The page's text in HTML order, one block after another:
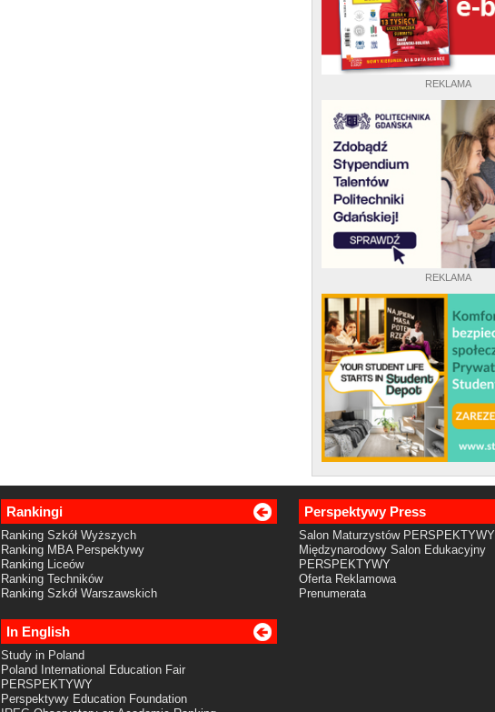
REKLAMA
REKLAMA
Rankingi
Ranking Szkół Wyższych
Ranking MBA Perspektywy
Ranking Liceów
Ranking Techników
Ranking Szkół Warszawskich
Perspektywy Press
Salon Maturzystów PERSPEKTYWY
Międzynarodowy Salon Edukacyjny
PERSPEKTYWY
Oferta Reklamowa
Prenumerata
In English
Study in Poland
Poland International Education Fair
PERSPEKTYWY
Perspektywy Education Foundation